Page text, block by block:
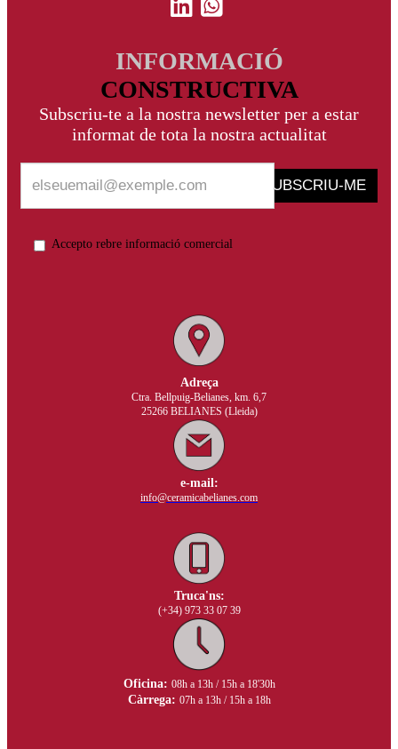
INFORMACIÓ
CONSTRUCTIVA
Subscriu-te a la nostra newsletter per a estar
informat de tota la nostra actualitat
SUBSCRIU-ME
Accepto rebre informació comercial
Adreça
Ctra. Bellpuig-Belianes, km. 6,7
25266 BELIANES (Lleida)
e-mail:
info@ceramicabelianes.com
Truca'ns:
(+34) 973 33 07 39
Oficina: 08h a 13h / 15h a 18'30h
Càrrega: 07h a 13h / 15h a 18h